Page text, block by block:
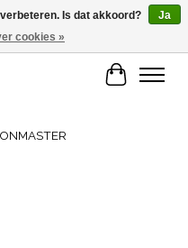
Is dat akkoord?
Ja
cookies »